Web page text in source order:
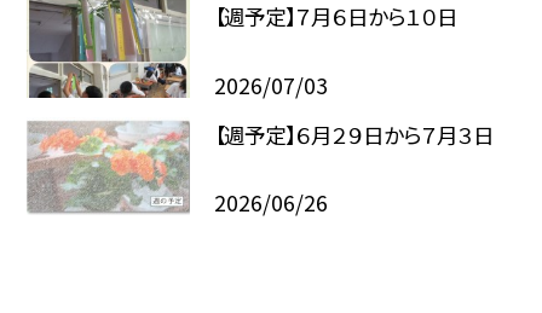
【週予定】７月６日から１０日
2026/07/03
【週予定】６月２９日から７月３日
2026/06/26